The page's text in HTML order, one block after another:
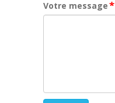
Votre message*